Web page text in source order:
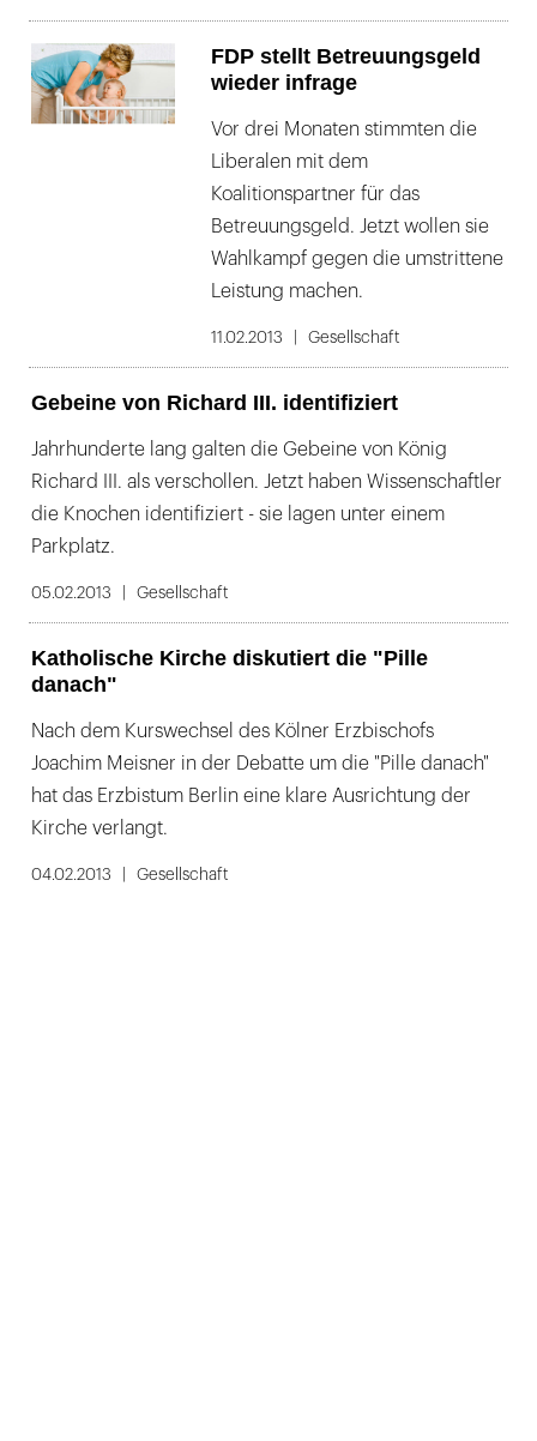
FDP stellt Betreuungsgeld
wieder infrage
Vor drei Monaten stimmten die
Liberalen mit dem
Koalitionspartner für das
Betreuungsgeld. Jetzt wollen sie
Wahlkampf gegen die umstrittene
Leistung machen.
11.02.2013 Gesellschaft
Gebeine von Richard III. identifiziert
Jahrhunderte lang galten die Gebeine von König
Richard III. als verschollen. Jetzt haben Wissenschaftler
die Knochen identifiziert - sie lagen unter einem
Parkplatz.
05.02.2013 Gesellschaft
Katholische Kirche diskutiert die "Pille
danach"
Nach dem Kurswechsel des Kölner Erzbischofs
Joachim Meisner in der Debatte um die "Pille danach"
hat das Erzbistum Berlin eine klare Ausrichtung der
Kirche verlangt.
04.02.2013 Gesellschaft